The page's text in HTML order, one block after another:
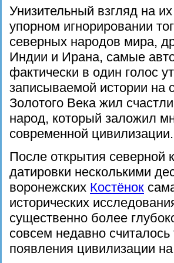
Унизительный взгляд на
упорном игнорировании
северных народов мира,
Индии и Ирана, самые
фактически в один голос
записываемой истории на
Золотого Века жил
народ, который заложил
современной цивилизации.
После открытия северной
датировки несколькими
воронежских Костёнок
исторических
существенно более
совсем недавно
появления цивилизации